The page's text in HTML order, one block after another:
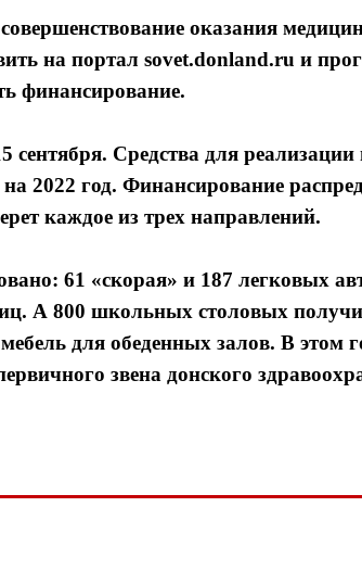
оказания
на портал sovet.donland.ru и
финансирование.
сентября. Средства для
2022 год. Финансирование
каждое из трех направлений.
61 «скорая» и 187 легковых
А 800 школьных столовых
для обеденных залов. В этом
звена донского